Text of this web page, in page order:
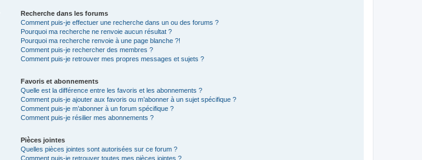
Recherche dans les forums
Comment puis-je effectuer une recherche dans un ou des forums ?
Pourquoi ma recherche ne renvoie aucun résultat ?
Pourquoi ma recherche renvoie à une page blanche ?!
Comment puis-je rechercher des membres ?
Comment puis-je retrouver mes propres messages et sujets ?
Favoris et abonnements
Quelle est la différence entre les favoris et les abonnements ?
Comment puis-je ajouter aux favoris ou m’abonner à un sujet spécifique ?
Comment puis-je m’abonner à un forum spécifique ?
Comment puis-je résilier mes abonnements ?
Pièces jointes
Quelles pièces jointes sont autorisées sur ce forum ?
Comment puis-je retrouver toutes mes pièces jointes ?